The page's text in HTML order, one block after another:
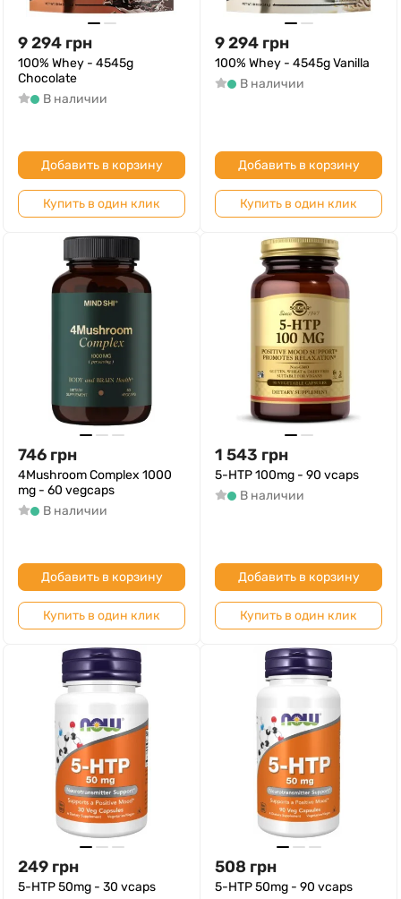
9 294 грн
100% Whey - 4545g
Chocolate
В наличии
Добавить в корзину
Купить в один клик
9 294 грн
100% Whey - 4545g Vanilla
В наличии
Добавить в корзину
Купить в один клик
746 грн
4Mushroom Complex 1000
mg - 60 vegcaps
В наличии
Добавить в корзину
Купить в один клик
1 543 грн
5-HTP 100mg - 90 vcaps
В наличии
Добавить в корзину
Купить в один клик
249 грн
5-HTP 50mg - 30 vcaps
508 грн
5-HTP 50mg - 90 vcaps